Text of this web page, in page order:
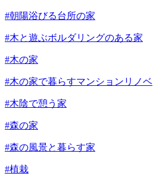
#朝陽浴びる台所の家
#木と遊ぶボルダリングのある家
#木の家
#木の家で暮らすマンションリノベ
#木陰で憩う家
#森の家
#森の風景と暮らす家
#植栽